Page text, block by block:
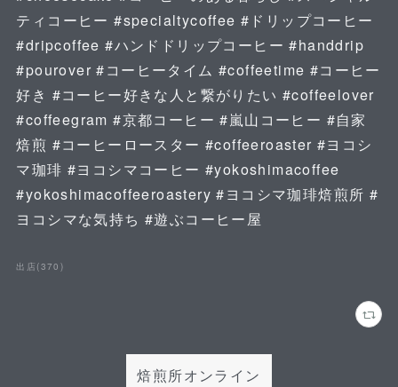
ティコーヒー #specialtycoffee #ドリップコーヒー
#dripcoffee #ハンドドリップコーヒー #handdrip
#pourover #コーヒータイム #coffeetime #コーヒー
好き #コーヒー好きな人と繋がりたい #coffeelover
#coffeegram #京都コーヒー #嵐山コーヒー #自家
焙煎 #コーヒーロースター #coffeeroaster #ヨコシ
マ珈琲 #ヨコシマコーヒー #yokoshimacoffee
#yokoshimacoffeeroastery #ヨコシマ珈琲焙煎所 #
ヨコシマな気持ち #遊ぶコーヒー屋
出店 (370 )
焙煎所オンライン